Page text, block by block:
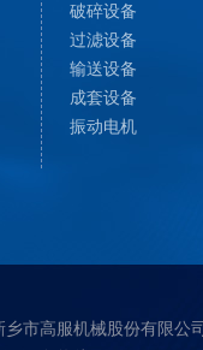
破碎设备
过滤设备
输送设备
成套设备
振动电机
乡市高服机械股份有限公司